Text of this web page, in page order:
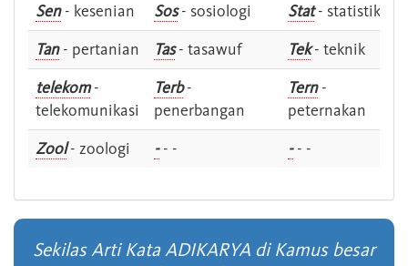
Sen- kesenian Sos- sosiologi Stat- statistik
Tan- pertanian Tas- tasawuf Tek- teknik
telekom-
telekomunikasi
Terb-
penerbangan
Tern-
peternakan
Zool- zoologi -- - -- -
Sekilas Arti Kata ADIKARYA di Kamus besar